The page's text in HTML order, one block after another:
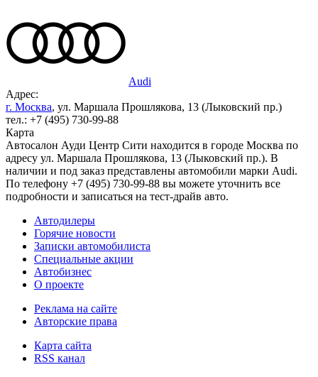
Audi
Адрес:
г. Москва, ул. Маршала Прошлякова, 13 (Лыковский пр.)
тел.: +7 (495) 730-99-88
Карта
Автосалон Ауди Центр Сити находится в городе Москва по
адресу ул. Маршала Прошлякова, 13 (Лыковский пр.). В
наличии и под заказ представлены автомобили марки Audi.
По телефону +7 (495) 730-99-88 вы можете уточнить все
подробности и записаться на тест-драйв авто.
Автодилеры
Горячие новости
Записки автомобилиста
Специальные акции
Автобизнес
О проекте
Реклама на сайте
Авторские права
Карта сайта
RSS канал